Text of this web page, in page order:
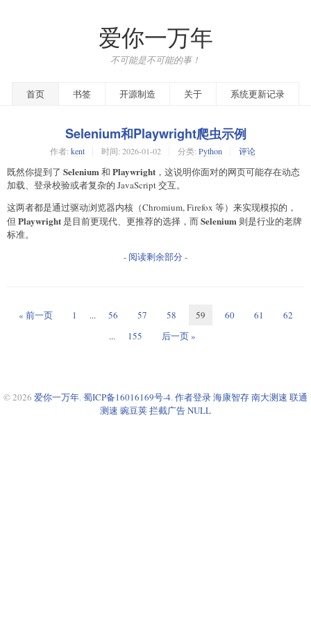
爱你一万年
不可能是不可能的事！
首页 书签 开源制造 关于 系统更新记录
Selenium和Playwright爬虫示例
作者: kent 时间: 2026-01-02 分类: Python 评论
既然你提到了 Selenium 和 Playwright ，这说明你面对的网页可能存在动态
加载、登录校验或者复杂的 JavaScript 交互。
这两者都是通过驱动浏览器内核（Chromium, Firefox 等）来实现模拟的，
但 Playwright是目前更现代、更推荐的选择，而Selenium 则是行业的老牌
标准。
- 阅读剩余部分 -
« 前一页 1 ... 56 57 58 59 60 61
62
...
155 后一页 »
© 2026 爱你一万年. 蜀ICP备16016169号-4. 作者登录海康智存南大测速 联通
测速 豌豆荚拦截广告NULL